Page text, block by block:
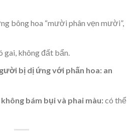
bông hoa “mười phân vẹn mười”,
gai, không đất bẩn.
bị dị ứng với phấn hoa: an
bám bụi và phai màu:có thể